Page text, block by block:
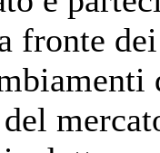
fronte